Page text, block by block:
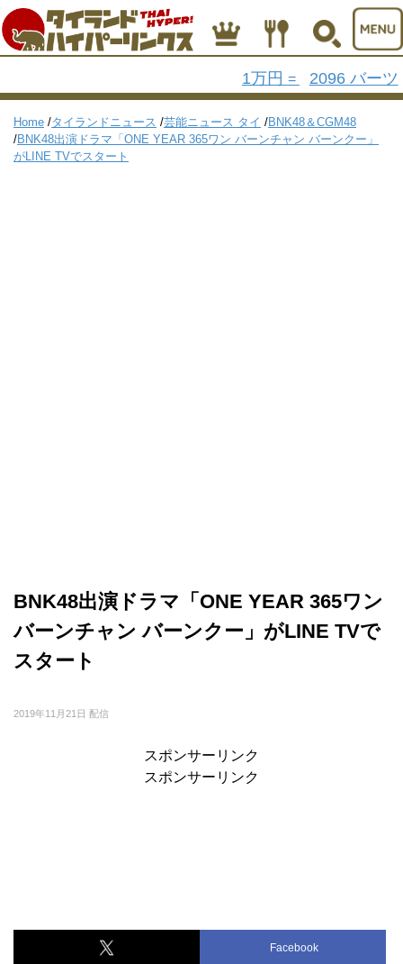
1万円 = 2096 バーツ
Home /タイランドニュース /芸能ニュース タイ /BNK48＆CGM48
/BNK48出演ドラマ「ONE YEAR 365ワン バーンチャン バーンクー」
がLINE TVでスタート
BNK48出演ドラマ「ONE YEAR 365ワン
バーンチャン バーンクー」がLINE TVで
スタート
2019年11月21日 配信
スポンサーリンク
スポンサーリンク
Facebook